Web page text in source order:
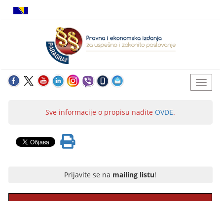
Sve informacije o propisu nađite OVDE.
Prijavite se na mailing listu!